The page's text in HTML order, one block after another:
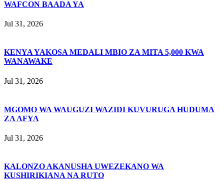
WAFCON BAADA YA
Jul 31, 2026
KENYA YAKOSA MEDALI MBIO ZA MITA 5,000 KWA
WANAWAKE
Jul 31, 2026
MGOMO WA WAUGUZI WAZIDI KUVURUGA HUDUMA
ZA AFYA
Jul 31, 2026
KALONZO AKANUSHA UWEZEKANO WA
KUSHIRIKIANA NA RUTO